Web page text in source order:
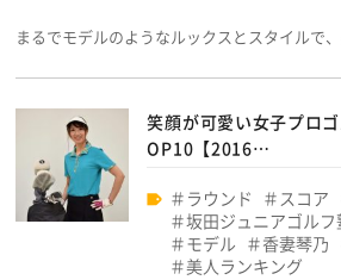
まるでモデルのようなルックスとスタイルで
笑顔が可愛い女子プロ
OP10【2016…
ラウンド スコア
坂田ジュニアゴルフ
モデル
香妻琴乃
美人ランキング